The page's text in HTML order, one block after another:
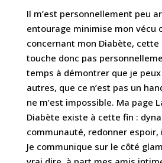
Il m’est personnellement peu
entourage minimise mon vécu
concernant mon Diabète, cette
touche donc pas
temps à démontrer que je
autres, que ce n’est pas un
ne m’est impossible. Ma page
Diabète existe à cette fin :
communauté, redonner
Je communique sur le côté